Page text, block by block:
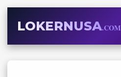
LOKERNUSA.COM